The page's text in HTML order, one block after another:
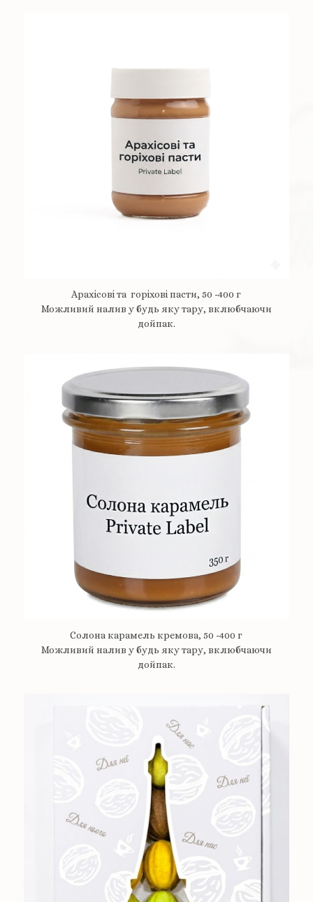
Арахісові та горіхові пасти, 50 -400 г
Можливий налив у будь яку тару, вклюбчаючи
дойпак.
Солона карамель кремова, 50 -400 г
Можливий налив у будь яку тару, вклюбчаючи
дойпак.